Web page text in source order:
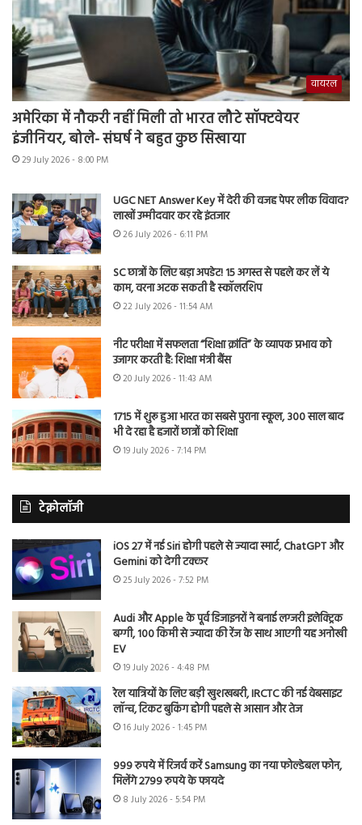
वायरल
अमेरिका में नौकरी नहीं मिली तो भारत लौटे सॉफ्टवेयर
इंजीनियर, बोले- संघर्ष ने बहुत कुछ सिखाया
29 July 2026 - 8:00 PM
UGC NET Answer Key में देरी की वजह पेपर लीक विवाद?
लाखों उम्मीदवार कर रहे इंतजार
26 July 2026 - 6:11 PM
SC छात्रों के लिए बड़ा अपडेट! 15 अगस्त से पहले कर लें ये
काम, वरना अटक सकती है स्कॉलरशिप
22 July 2026 - 11:54 AM
नीट परीक्षा में सफलता “शिक्षा क्रांति” के व्यापक प्रभाव को
उजागर करती है: शिक्षा मंत्री बैंस
20 July 2026 - 11:43 AM
1715 में शुरू हुआ भारत का सबसे पुराना स्कूल, 300 साल बाद
भी दे रहा है हजारों छात्रों को शिक्षा
19 July 2026 - 7:14 PM
टेक्नोलॉजी
iOS 27 में नई Siri होगी पहले से ज्यादा स्मार्ट, ChatGPT और
Gemini को देगी टक्कर
25 July 2026 - 7:52 PM
Audi और Apple के पूर्व डिजाइनरों ने बनाई लग्जरी इलेक्ट्रिक
बग्गी, 100 किमी से ज्यादा की रेंज के साथ आएगी यह अनोखी
EV
19 July 2026 - 4:48 PM
रेल यात्रियों के लिए बड़ी खुशखबरी, IRCTC की नई वेबसाइट
लॉन्च, टिकट बुकिंग होगी पहले से आसान और तेज
16 July 2026 - 1:45 PM
999 रुपये में रिजर्व करें Samsung का नया फोल्डेबल फोन,
मिलेंगे 2799 रुपये के फायदे
8 July 2026 - 5:54 PM